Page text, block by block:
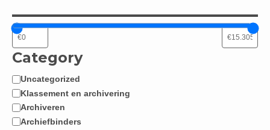
Category
Categorie
Uncategorized
Klassement en archivering
Archiveren
Archiefbinders